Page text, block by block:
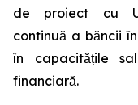
de proiect cu
continuă a băncii
în capacitățile
financiară.